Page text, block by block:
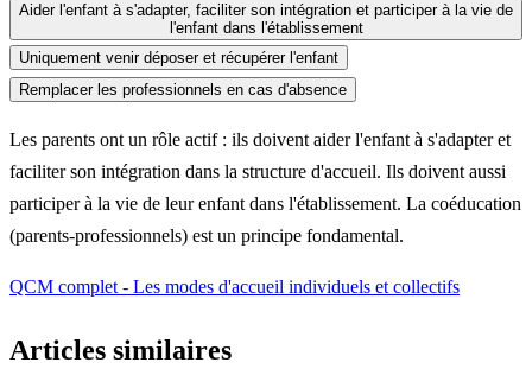
Aider l'enfant à s'adapter, faciliter son intégration et participer à la vie de
l'enfant dans l'établissement
Uniquement venir déposer et récupérer l'enfant
Remplacer les professionnels en cas d'absence
Les parents ont un rôle actif : ils doivent aider l'enfant à s'adapter et
faciliter son intégration dans la structure d'accueil. Ils doivent aussi
participer à la vie de leur enfant dans l'établissement. La coéducation
(parents-professionnels) est un principe fondamental.
QCM complet - Les modes d'accueil individuels et collectifs
Articles similaires